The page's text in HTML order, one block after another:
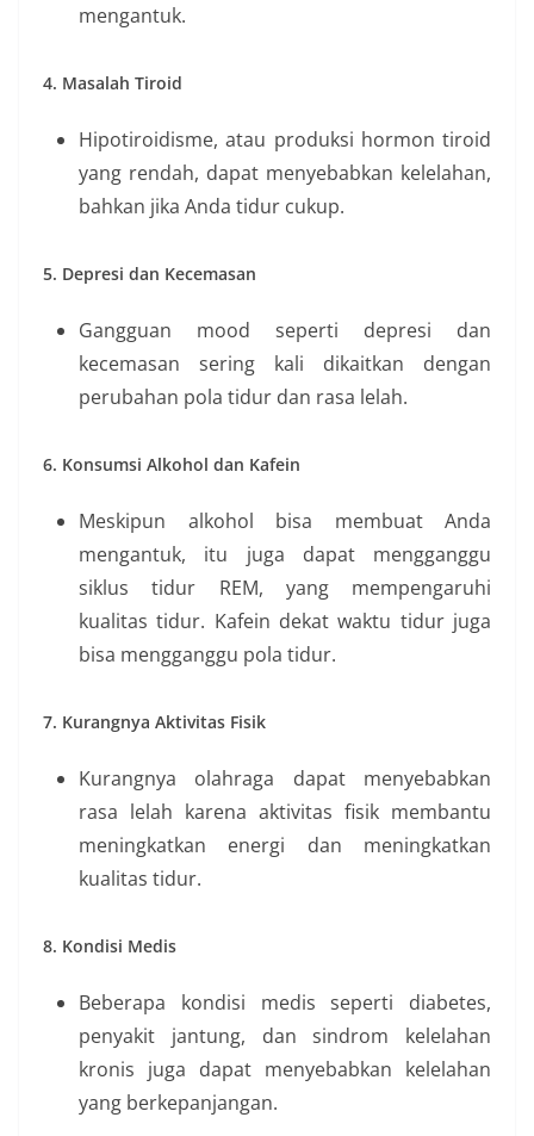
mengantuk.
4. Masalah Tiroid
Hipotiroidisme, atau produksi hormon tiroid
yang rendah, dapat menyebabkan kelelahan,
bahkan jika Anda tidur cukup.
5. Depresi dan Kecemasan
Gangguan mood seperti depresi dan
kecemasan sering kali dikaitkan dengan
perubahan pola tidur dan rasa lelah.
6. Konsumsi Alkohol dan Kafein
Meskipun alkohol bisa membuat Anda
mengantuk, itu juga dapat mengganggu
siklus tidur REM, yang mempengaruhi
kualitas tidur. Kafein dekat waktu tidur juga
bisa mengganggu pola tidur.
7. Kurangnya Aktivitas Fisik
Kurangnya olahraga dapat menyebabkan
rasa lelah karena aktivitas fisik membantu
meningkatkan energi dan meningkatkan
kualitas tidur.
8. Kondisi Medis
Beberapa kondisi medis seperti diabetes,
penyakit jantung, dan sindrom kelelahan
kronis juga dapat menyebabkan kelelahan
yang berkepanjangan.